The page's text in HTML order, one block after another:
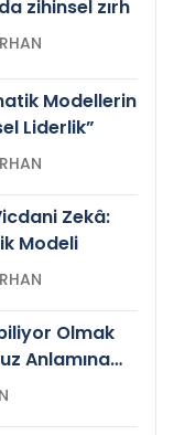
zihinsel zırh
TARHAN
Modellerin
Liderlik”
TARHAN
Zekâ:
Modeli
TARHAN
Olmak
Anlamına